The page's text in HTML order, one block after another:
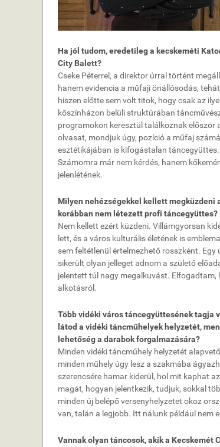
Ha jól tudom, eredetileg a kecskeméti
City Balett?
Cseke Péterrel, a direktor úrral történt
hanem evidencia a műfaji önállósodás,
hiszen előtte sem volt titok, hogy csak az
kőszínházon belüli struktúrában
programokon keresztül találkoznak először
olvasat, mondjuk úgy, pozíció a műfaj
esztétikájában is kifogástalan
Számomra már nem kérdés, hanem
jelenlétének.
Milyen nehézségekkel kellett megküzdeni
korábban nem létezett profi táncegyüttes?
Nem kellett ezért küzdeni. Villámgyorsan
lett, és a város kulturális életének is
sem feltétlenül értelmezhető rosszként.
sikerült olyan jelleget adnom a születő
jelentett túl nagy megalkuvást.
alkotásról.
Több vidéki város táncegyüttesének tagja
látod a vidéki táncműhelyek helyzetét,
lehetőség a darabok forgalmazására?
Minden vidéki táncműhely helyzetét
minden műhely úgy lesz a szakmába
szerencsére hamar kiderül, hol mit kaphat
magát, hogyan jelentkezik, tudjuk, sokkal
minden új belépő versenyhelyzetet okoz
van, talán a legjobb. Itt nálunk például nem
Vannak olyan táncosok, akik a